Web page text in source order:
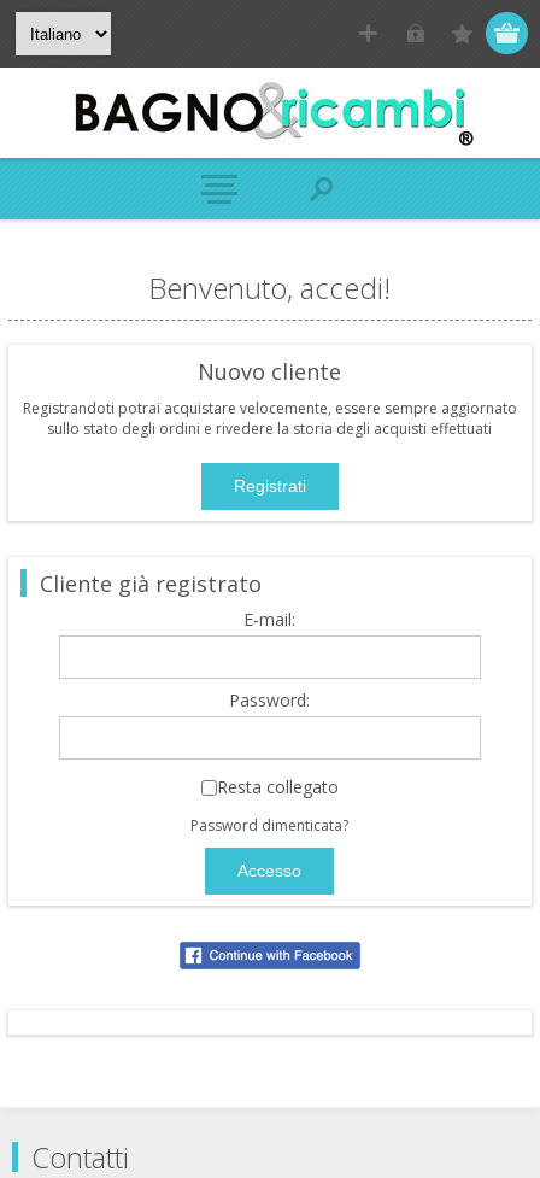
Benvenuto, accedi!
Nuovo cliente
Registrandoti potrai acquistare velocemente, essere sempre aggiornato
sullo stato degli ordini e rivedere la storia degli acquisti effettuati
Cliente già registrato
E-mail:
Password:
Resta collegato
Password dimenticata?
Contatti